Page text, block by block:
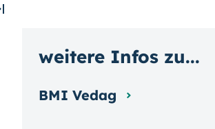
weitere Infos zu...
BMI Vedag